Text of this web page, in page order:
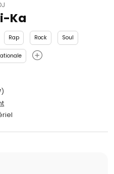
Ka
Rap Rock Soul